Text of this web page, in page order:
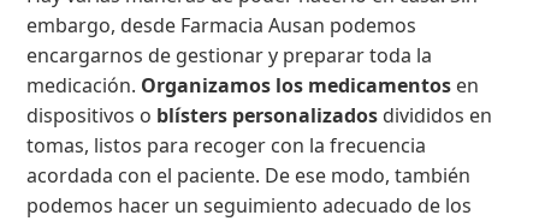
embargo, desde Farmacia Ausan podemos
encargarnos de gestionar y preparar toda la
medicación. Organizamos los medicamentos en
dispositivos o blísters personalizados divididos en
tomas, listos para recoger con la frecuencia
acordada con el paciente. De ese modo, también
podemos hacer un seguimiento adecuado de los